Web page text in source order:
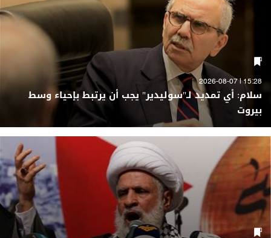
15:28 | 2026-08-07
سلام: أي تمديد لـ"سوليدير" يجب أن يرتبط بإحياء وسط
بيروت